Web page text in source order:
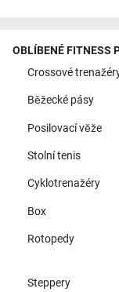
OBLÍBENÉ FITNESS
Crossové
Běžecké pásy
Posilovací věže
Stolní tenis
Cyklotrenažéry
Box
Rotopedy
Steppery